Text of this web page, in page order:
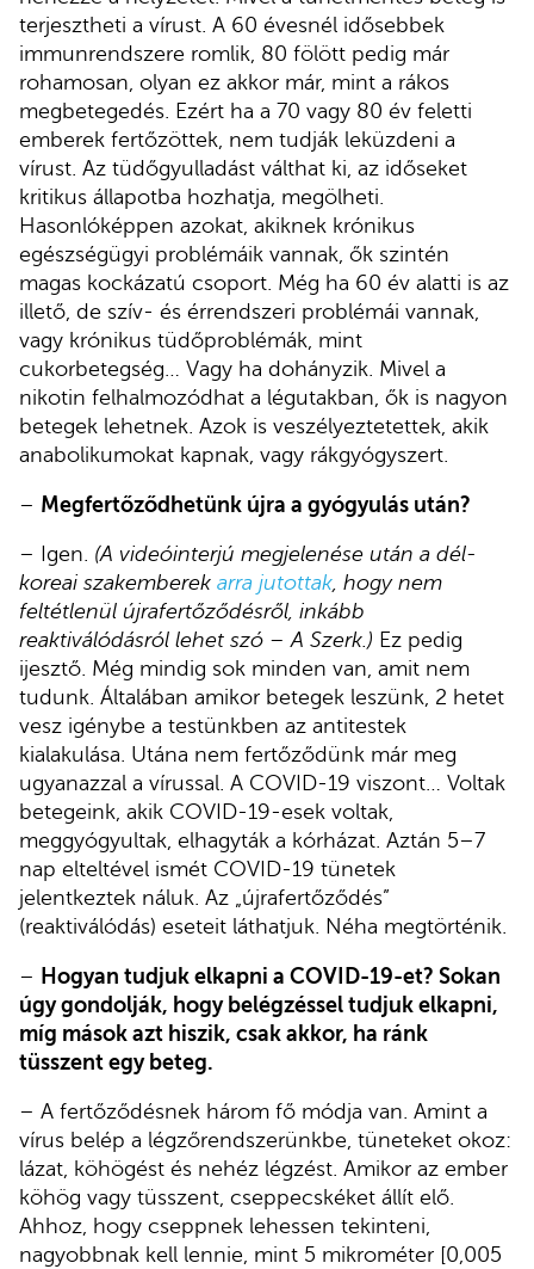
terjesztheti a vírust. A 60 évesnél idősebbek
immunrendszere romlik, 80 fölött pedig már
rohamosan, olyan ez akkor már, mint a rákos
megbetegedés. Ezért ha a 70 vagy 80 év feletti
emberek fertőzöttek, nem tudják leküzdeni a
vírust. Az tüdőgyulladást válthat ki, az időseket
kritikus állapotba hozhatja, megölheti.
Hasonlóképpen azokat, akiknek krónikus
egészségügyi problémáik vannak, ők szintén
magas kockázatú csoport. Még ha 60 év alatti is az
illető, de szív- és érrendszeri problémái vannak,
vagy krónikus tüdőproblémák, mint
cukorbetegség… Vagy ha dohányzik. Mivel a
nikotin felhalmozódhat a légutakban, ők is nagyon
betegek lehetnek. Azok is veszélyeztetettek, akik
anabolikumokat kapnak, vagy rákgyógyszert.
– Megfertőződhetünk újra a gyógyulás után?
– Igen. (A videóinterjú megjelenése után a dél-
koreai szakemberek arra jutottak, hogy nem
feltétlenül újrafertőződésről, inkább
reaktiválódásról lehet szó – A Szerk.) Ez pedig
ijesztő. Még mindig sok minden van, amit nem
tudunk. Általában amikor betegek leszünk, 2 hetet
vesz igénybe a testünkben az antitestek
kialakulása. Utána nem fertőződünk már meg
ugyanazzal a vírussal. A COVID-19 viszont… Voltak
betegeink, akik COVID-19-esek voltak,
meggyógyultak, elhagyták a kórházat. Aztán 5–7
nap elteltével ismét COVID-19 tünetek
jelentkeztek náluk. Az „újrafertőződés”
(reaktiválódás) eseteit láthatjuk. Néha megtörténik.
– Hogyan tudjuk elkapni a COVID-19-et? Sokan
úgy gondolják, hogy belégzéssel tudjuk elkapni,
míg mások azt hiszik, csak akkor, ha ránk
tüsszent egy beteg.
– A fertőződésnek három fő módja van. Amint a
vírus belép a légzőrendszerünkbe, tüneteket okoz:
lázat, köhögést és nehéz légzést. Amikor az ember
köhög vagy tüsszent, cseppecskéket állít elő.
Ahhoz, hogy cseppnek lehessen tekinteni,
nagyobbnak kell lennie, mint 5 mikrométer [0,005